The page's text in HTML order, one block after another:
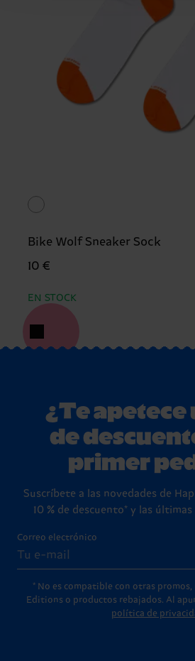
Bike Wolf Sneaker Sock
10 €
EN STOCK
¿Te apetece
de
primer
Suscríbete a las novedades de
10 % de descuento* y las
Correo electrónico
* No es compatible con otras promos,
Editions o productos rebajados. Al
política de